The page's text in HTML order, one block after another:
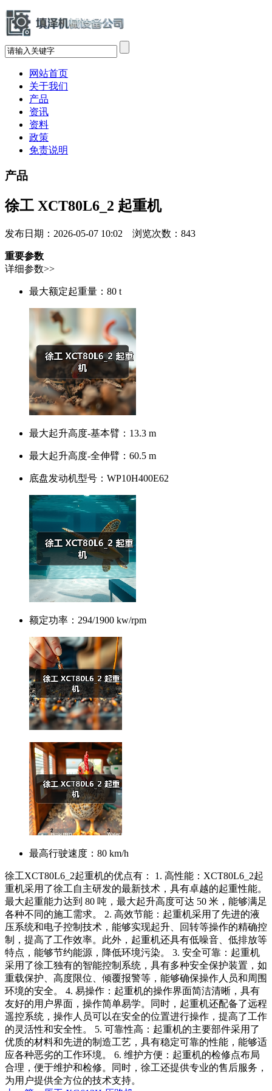
网站首页
关于我们
产品
资讯
资料
政策
免责说明
产品
徐工 XCT80L6_2 起重机
发布日期：2026-05-07 10:02 浏览次数： 843
重要参数
详细参数>>
最大额定起重量： 80 t
最大起升高度-基本臂： 13.3 m
最大起升高度-全伸臂： 60.5 m
底盘发动机型号： WP10H400E62
额定功率： 294/1900 kw/rpm
最高行驶速度： 80 km/h
徐工XCT80L6_2起重机的优点有： 1. 高性能：XCT80L6_2起
重机采用了徐工自主研发的最新技术，具有卓越的起重性能。
最大起重能力达到 80 吨，最大起升高度可达 50 米，能够满足
各种不同的施工需求。 2. 高效节能：起重机采用了先进的液
压系统和电子控制技术，能够实现起升、回转等操作的精确控
制，提高了工作效率。此外，起重机还具有低噪音、低排放等
特点，能够节约能源，降低环境污染。 3. 安全可靠：起重机
采用了徐工独有的智能控制系统，具有多种安全保护装置，如
重载保护、高度限位、倾覆报警等，能够确保操作人员和周围
环境的安全。 4. 易操作：起重机的操作界面简洁清晰，具有
友好的用户界面，操作简单易学。同时，起重机还配备了远程
遥控系统，操作人员可以在安全的位置进行操作，提高了工作
的灵活性和安全性。 5. 可靠性高：起重机的主要部件采用了
优质的材料和先进的制造工艺，具有稳定可靠的性能，能够适
应各种恶劣的工作环境。 6. 维护方便：起重机的检修点布局
合理，便于维护和检修。同时，徐工还提供专业的售后服务，
为用户提供全方位的技术支持。